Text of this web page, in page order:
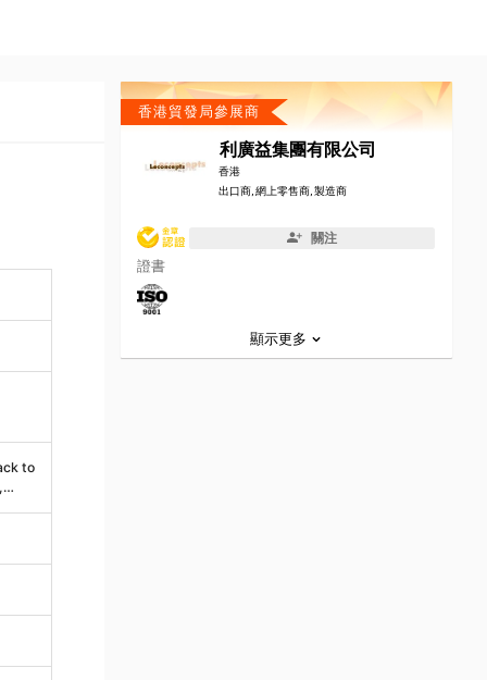
to
香港貿發局參展商
利廣益集團有限公司
香港
出口商, 網上零售商, 製造商
關注
證書
顯示更多